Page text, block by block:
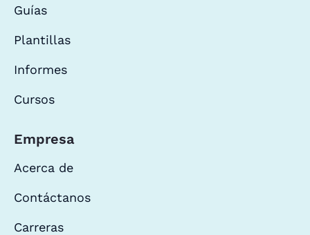
Guías
Plantillas
Informes
Cursos
Empresa
Acerca de
Contáctanos
Carreras